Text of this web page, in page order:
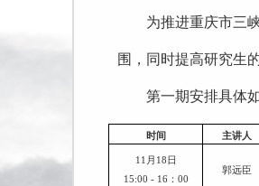
为推进重庆市三
围，同时提高研究生
第一期安排具体
时间 主讲人
11 月 18 日
15:00 - 16： 00
郭远臣